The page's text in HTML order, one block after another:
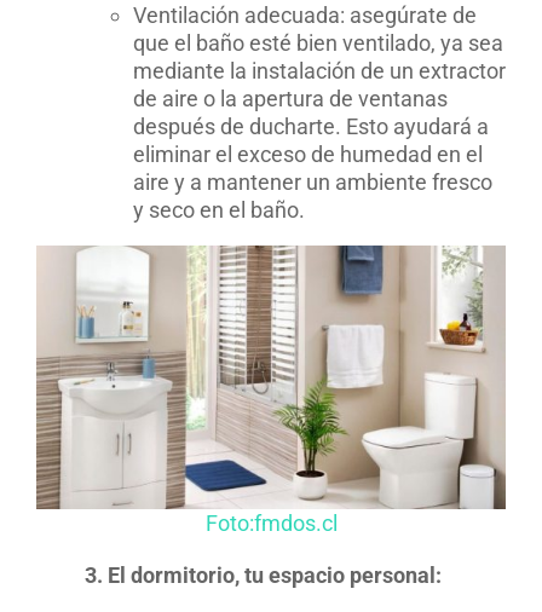
Ventilación adecuada: asegúrate de
que el baño esté bien ventilado, ya sea
mediante la instalación de un extractor
de aire o la apertura de ventanas
después de ducharte. Esto ayudará a
eliminar el exceso de humedad en el
aire y a mantener un ambiente fresco
y seco en el baño.
Foto:fmdos.cl
3. El dormitorio, tu espacio personal: